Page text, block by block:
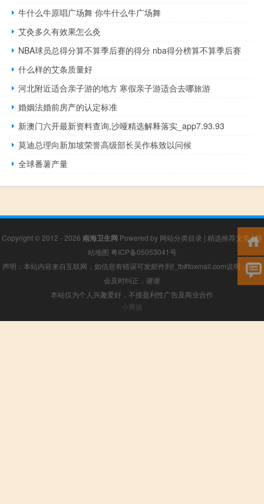
牛什么牛原唱广场舞 你牛什么牛广场舞
艾灸多久有效果怎么灸
NBA球员总得分算不算季后赛的得分 nba得分榜算不算季后赛
什么样的艾条质量好
河北附近适合亲子游的地方 寒假亲子游适合去哪旅游
婚姻法婚前房产的认定标准
新澳门六开最新资料查询,沙哑精选解释落实_app7.93.93
莫迪总理向新加坡荣誉高级部长吴作栋致以问候
全球番薯产量
Copyright © 2012 - 2026 南海卫生网 Powered by 网站分类目录 | 精选推荐文章|网
站地图 粤ICP备05053041号
声明：本站内容来自互联网，如信息有错误可发邮件到f_fb#foxmail.com说明，我们
会及时纠正，谢谢
本站仅为个人兴趣爱好，不接盈利性广告及商业合作
小男孩